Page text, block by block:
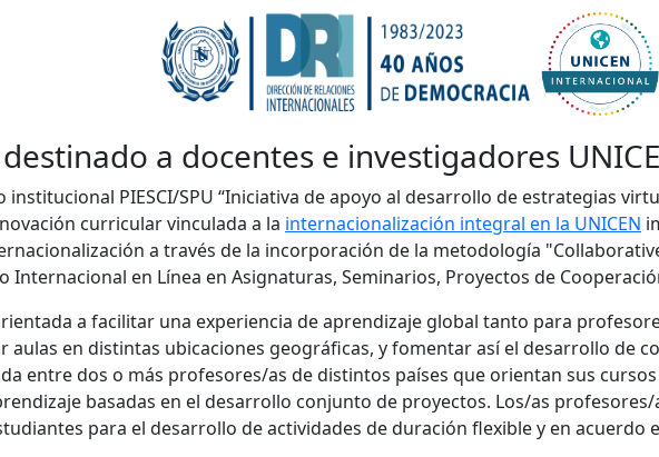
a docentes e investigadores
institucional PIESCI/SPU “Iniciativa de apoyo al desarrollo de estrategias
curricular vinculada a la internacionalización integral en la UNICEN
a través de la incorporación de la metodología
Internacional en Línea en Asignaturas, Seminarios, Proyectos de
a facilitar una experiencia de aprendizaje global tanto para
aulas en distintas ubicaciones geográficas, y fomentar así el desarrollo de
entre dos o más profesores/as de distintos países que orientan sus
basadas en el desarrollo conjunto de proyectos. Los/as
para el desarrollo de actividades de duración flexible y en acuerdo